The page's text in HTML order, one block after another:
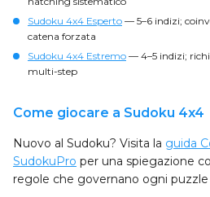
Sudoku 4x4 Esperto — 5–6 indizi;
catena forzata
Sudoku 4x4 Estremo — 4–5 indizi;
multi-step
Come giocare a Sudoku 4x4
Nuovo al Sudoku? Visita la guida
SudokuPro per una spiegazione
regole che governano ogni puzzle